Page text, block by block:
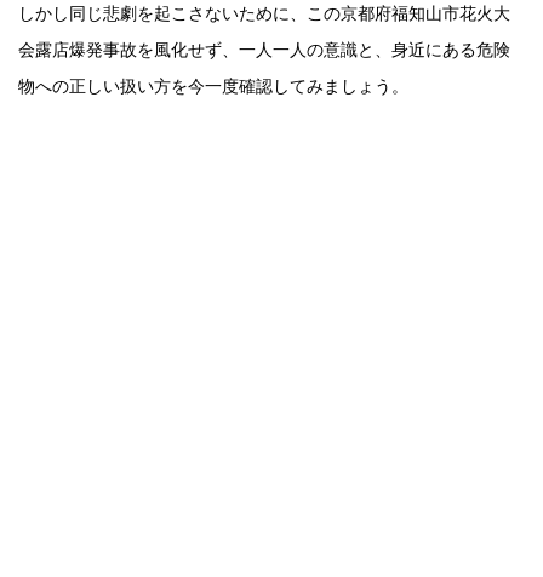
しかし同じ悲劇を起こさないために、この京都府福知山市花火大
会露店爆発事故を風化せず、一人一人の意識と、身近にある危険
物への正しい扱い方を今一度確認してみましょう。